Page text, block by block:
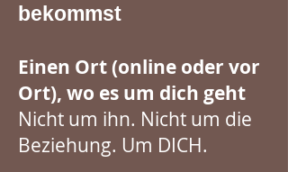
bekommst
Einen Ort (online oder vor
Ort), wo es um dich geht
Nicht um ihn. Nicht um die
Beziehung. Um DICH.